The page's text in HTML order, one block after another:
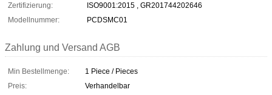
Zertifizierung:
ISO9001:2015 , GR201744202646
Modellnummer:
PCDSMC01
Zahlung und Versand AGB
Min Bestellmenge:
1 Piece / Pieces
Preis:
Verhandelbar